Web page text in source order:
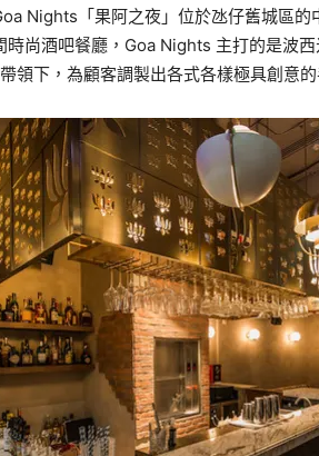
Nights「果阿之夜」位於氹仔舊城區
時尚酒吧餐廳，Goa Nights 主打的是波
領下，為顧客調製出各式各樣極具創意的